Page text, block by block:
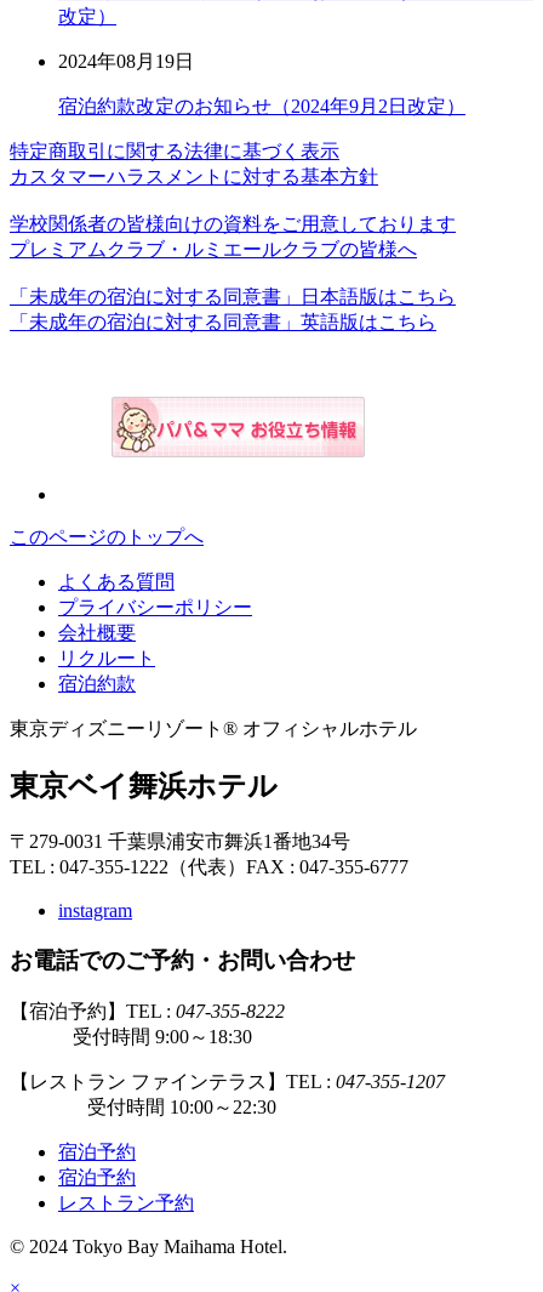
改定）
2024年08月19日
宿泊約款改定のお知らせ（2024年9月2日改定）
特定商取引に関する法律に基づく表示
カスタマーハラスメントに対する基本方針
学校関係者の皆様向けの資料をご用意しております
プレミアムクラブ・ルミエールクラブの皆様へ
「未成年の宿泊に対する同意書」日本語版はこちら
「未成年の宿泊に対する同意書」英語版はこちら
このページのトップへ
よくある質問
プライバシーポリシー
会社概要
リクルート
宿泊約款
東京ディズニーリゾート® オフィシャルホテル
東京ベイ舞浜ホテル
〒279-0031 千葉県浦安市舞浜1番地34号
TEL : 047-355-1222（代表） FAX : 047-355-6777
instagram
お電話でのご予約・お問い合わせ
【宿泊予約】TEL : 047-355-8222
受付時間 9:00～18:30
【レストラン ファインテラス】TEL : 047-355-1207
受付時間 10:00～22:30
宿泊予約
宿泊予約
レストラン予約
© 2024 Tokyo Bay Maihama Hotel.
×